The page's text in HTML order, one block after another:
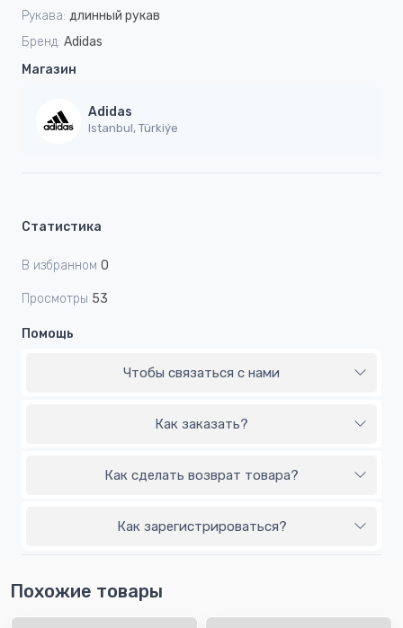
Рукава: длинный рукав
Бренд: Adidas
Магазин
Adidas
Istanbul, Türkiýe
Статистика
В избранном 0
Просмотры 53
Помощь
Чтобы связаться с нами
Как заказать?
Как сделать возврат товара?
Как зарегистрироваться?
Похожие товары